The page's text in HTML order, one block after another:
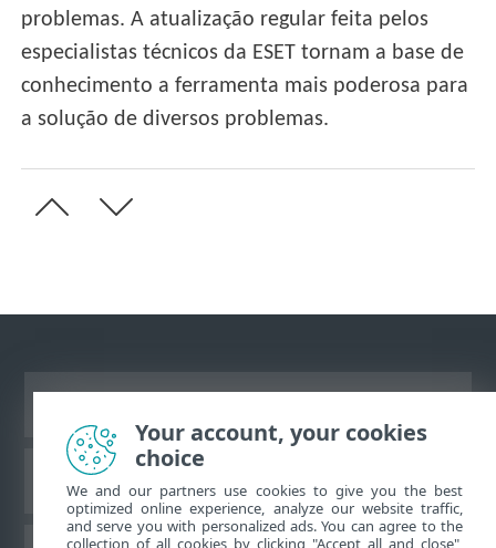
problemas. A atualização regular feita pelos
especialistas técnicos da ESET tornam a base de
conhecimento a ferramenta mais poderosa para
a solução de diversos problemas.
Base de conhecimento da ESET
Your account, your cookies
choice
We and our partners use cookies to give you the best
optimized online experience, analyze our website traffic,
and serve you with personalized ads. You can agree to the
collection of all cookies by clicking "Accept all and close",